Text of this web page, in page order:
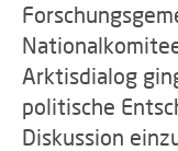
Arktisdialog
politische
Diskussion